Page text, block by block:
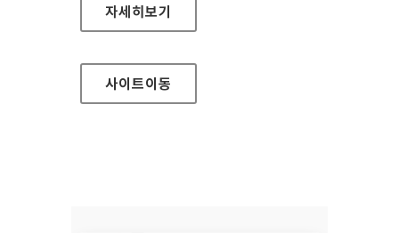
여신금융협회 대표
자세히보기
사이트이동